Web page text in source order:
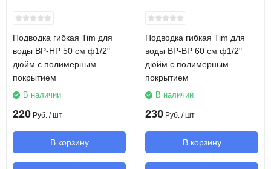
Подводка гибкая Tim для
воды ВР-НР 50 см ф1/2"
дюйм с полимерным
покрытием
В наличии
220 Руб. / шт
В корзину
Подводка гибкая Tim для
воды ВР-ВР 60 см ф1/2"
дюйм с полимерным
покрытием
В наличии
230 Руб. / шт
В корзину